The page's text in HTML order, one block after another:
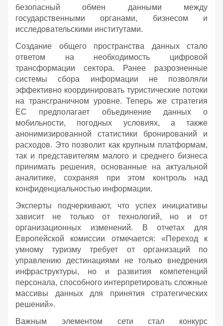
безопасный обмен данными между
государственными органами, бизнесом и
исследовательскими институтами.
Создание общего пространства данных стало
ответом на необходимость цифровой
трансформации сектора. Ранее разрозненные
системы сбора информации не позволяли
эффективно координировать туристические потоки
на трансграничном уровне. Теперь же стратегия
ЕС предполагает объединение данных о
мобильности, погодных условиях, а также
анонимизированной статистики бронирований и
расходов. Это позволит как крупным платформам,
так и представителям малого и среднего бизнеса
принимать решения, основанные на актуальной
аналитике, сохраняя при этом контроль над
конфиденциальностью информации.
Эксперты подчеркивают, что успех инициативы
зависит не только от технологий, но и от
организационных изменений. В отчетах для
Европейской комиссии отмечается: «Переход к
умному туризму требует от организаций по
управлению дестинациями не только внедрения
инфраструктуры, но и развития компетенций
персонала, способного интерпретировать сложные
массивы данных для принятия стратегических
решений».
Важным элементом сети стал конкурс